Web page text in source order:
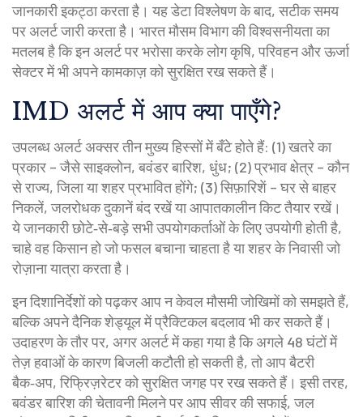
जानकारी इकट्ठा करता है। यह डेटा विश्लेषण के बाद, सटीक समय
पर अलर्ट जारी करता है। भारत मौसम विभाग की विश्वसनीयता का
मतलब है कि इन अलर्ट पर भरोसा करके लोग कृषि, परिवहन और ऊर्जा
सेक्टर में भी अपने कामकाज़ को सुरक्षित रख सकते हैं।
IMD अलर्ट में आप क्या पाएँगे?
उपलब्ध अलर्ट अक्सर तीन मुख्य हिस्सों में बँटे होते हैं: (1) खतरे का
प्रकार – जैसे साइक्लोन, बवंडर बारिश, धुंध; (2) प्रभाव क्षेत्र – कौन
से राज्य, जिला या शहर प्रभावित होंगे; (3) सिफ़ारिशें – घर से बाहर
निकलें, जलरोधक दुकानें बंद रखें या आपातकालीन किट तैयार रखें।
ये जानकारी छोटे‑से‑बड़े सभी उपयोगकर्ताओं के लिए उपयोगी होती है,
चाहे वह किसान हो जो फसल बचाना चाहता है या शहर के निवासी जो
रोज़ाना यात्रा करता है।
इन दिशानिर्देशों को पढ़कर आप न केवल मौसमी जोखिमों को समझते हैं,
बल्कि अपने दैनिक शेड्यूल में प्रैक्टिकल बदलाव भी कर सकते हैं।
उदाहरण के तौर पर, अगर अलर्ट में कहा गया है कि अगले 48 घंटों में
तेज़ हवाओं के कारण बिजली कटौती हो सकती है, तो आप बैटरी
बैक‑अप, रिफ्रिज़रेटर को सुरक्षित जगह पर रख सकते हैं। इसी तरह,
बवंडर बारिश की चेतावनी मिलने पर आप सीवर की सफाई, जल